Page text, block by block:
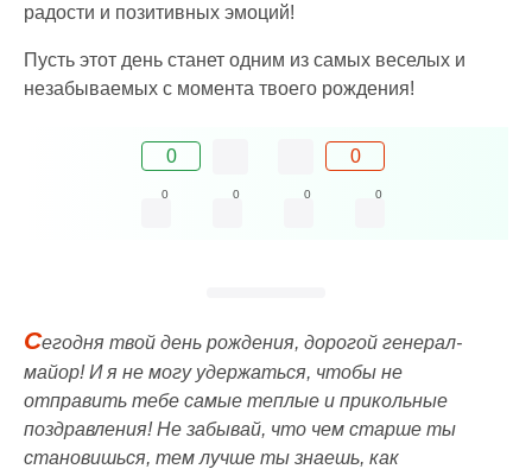
радости и позитивных эмоций!
Пусть этот день станет одним из самых веселых и
незабываемых с момента твоего рождения!
0 0
0 0 0 0
Сегодня твой день рождения, дорогой генерал-
майор! И я не могу удержаться, чтобы не
отправить тебе самые теплые и прикольные
поздравления! Не забывай, что чем старше ты
становишься, тем лучше ты знаешь, как